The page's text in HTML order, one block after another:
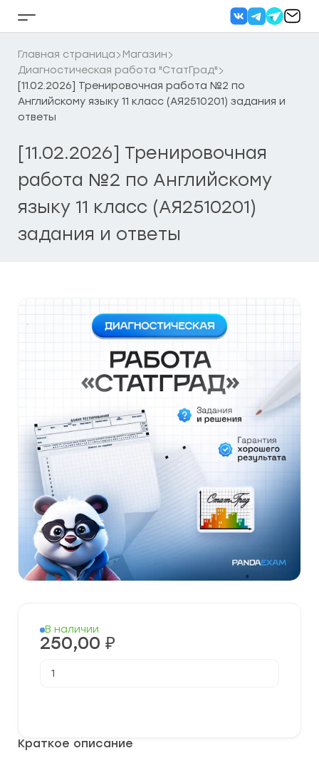
Кнопка
бокового
меню
Главная страница
Магазин
Диагностическая работа "СтатГрад"
[11.02.2026] Тренировочная работа №2 по
Английскому языку 11 класс (АЯ2510201) задания и
ответы
[11.02.2026] Тренировочная
работа №2 по Английскому
языку 11 класс (АЯ2510201)
задания и ответы
Краткое описание
В наличии
250,00 ₽
товара
Английскому